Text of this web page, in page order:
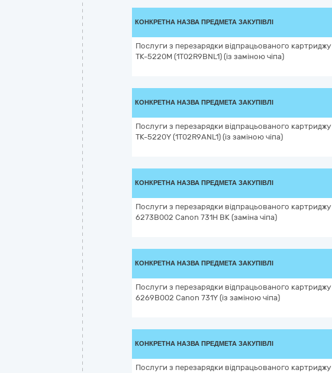
КОНКРЕТНА НАЗВА ПРЕДМЕТА ЗАКУПІВЛІ
Послуги з перезарядки відпрацьованого картриджу
TK-5220M (1T02R9BNL1) (із заміною чіпа)
КОНКРЕТНА НАЗВА ПРЕДМЕТА ЗАКУПІВЛІ
Послуги з перезарядки відпрацьованого картриджу
TK-5220Y (1T02R9ANL1) (із заміною чіпа)
КОНКРЕТНА НАЗВА ПРЕДМЕТА ЗАКУПІВЛІ
Послуги з перезарядки відпрацьованого картриджу
6273B002 Canon 731H BK (заміна чіпа)
КОНКРЕТНА НАЗВА ПРЕДМЕТА ЗАКУПІВЛІ
Послуги з перезарядки відпрацьованого картриджу
6269B002 Canon 731Y (із заміною чіпа)
КОНКРЕТНА НАЗВА ПРЕДМЕТА ЗАКУПІВЛІ
Послуги з перезарядки відпрацьованого картриджу